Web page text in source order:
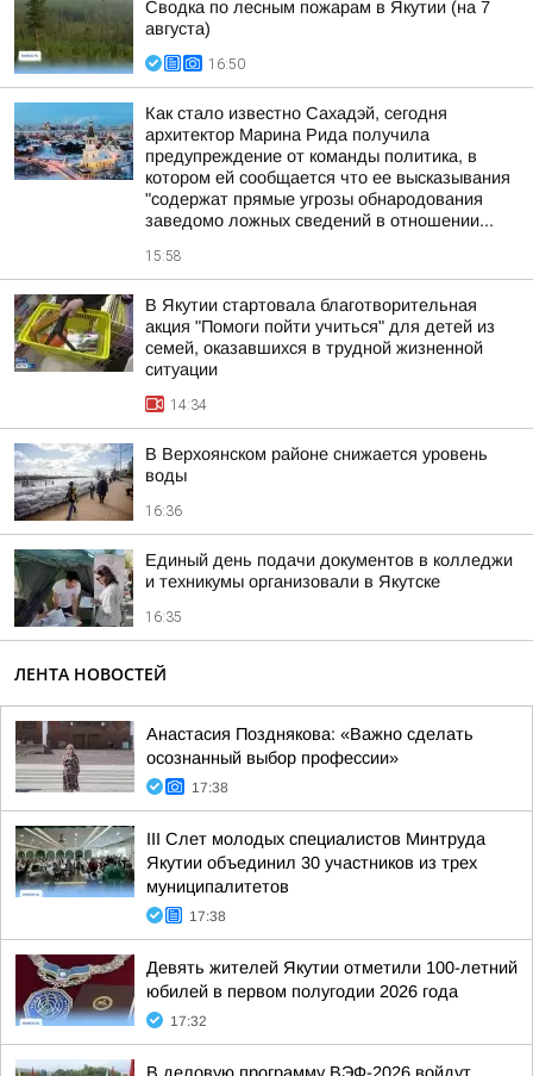
Сводка по лесным пожарам в Якутии (на 7
августа)
16:50
Как стало известно Сахадэй, сегодня
архитектор Марина Рида получила
предупреждение от команды политика, в
котором ей сообщается что ее высказывания
"содержат прямые угрозы обнародования
заведомо ложных сведений в отношении...
15:58
В Якутии стартовала благотворительная
акция "Помоги пойти учиться" для детей из
семей, оказавшихся в трудной жизненной
ситуации
14:34
В Верхоянском районе снижается уровень
воды
16:36
Единый день подачи документов в колледжи
и техникумы организовали в Якутске
16:35
ЛЕНТА НОВОСТЕЙ
Анастасия Позднякова: «Важно сделать
осознанный выбор профессии»
17:38
III Слет молодых специалистов Минтруда
Якутии объединил 30 участников из трех
муниципалитетов
17:38
Девять жителей Якутии отметили 100-летний
юбилей в первом полугодии 2026 года
17:32